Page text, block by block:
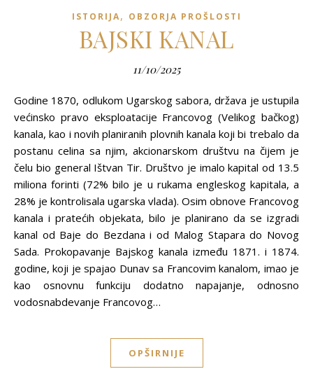
ISTORIJA, OBZORJA PROŠLOSTI
BAJSKI KANAL
11/10/2025
Godine 1870, odlukom Ugarskog sabora, država je ustupila
većinsko pravo eksploatacije Francovog (Velikog bačkog)
kanala, kao i novih planiranih plovnih kanala koji bi trebalo da
postanu celina sa njim, akcionarskom društvu na čijem je
čelu bio general Ištvan Tir. Društvo je imalo kapital od 13.5
miliona forinti (72% bilo je u rukama engleskog kapitala, a
28% je kontrolisala ugarska vlada). Osim obnove Francovog
kanala i pratećih objekata, bilo je planirano da se izgradi
kanal od Baje do Bezdana i od Malog Stapara do Novog
Sada. Prokopavanje Bajskog kanala između 1871. i 1874.
godine, koji je spajao Dunav sa Francovim kanalom, imao je
kao osnovnu funkciju dodatno napajanje, odnosno
vodosnabdevanje Francovog…
OPŠIRNIJE